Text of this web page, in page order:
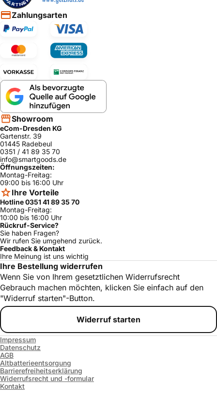
Zahlungsarten
Showroom
eCom-Dresden KG
Gartenstr. 39
01445 Radebeul
0351 / 41 89 35 70
info@smartgoods.de
Öffnungszeiten:
Montag-Freitag:
09:00 bis 16:00 Uhr
Ihre Vorteile
Hotline 0351 41 89 35 70
Montag-Freitag:
10:00 bis 16:00 Uhr
Rückruf-Service?
Sie haben Fragen?
Wir rufen Sie umgehend zurück.
Feedback & Kontakt
Ihre Meinung ist uns wichtig
Ihre Bestellung widerrufen
Wenn Sie von Ihrem gesetztlichen Widerrufsrecht
Gebrauch machen möchten, klicken Sie einfach auf den
"Widerruf starten"-Button.
Widerruf starten
Impressum
Datenschutz
AGB
Altbatterieentsorgung
Barrierefreiheitserklärung
Widerrufsrecht und -formular
Kontakt